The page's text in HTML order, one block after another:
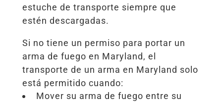
estuche de transporte siempre que
estén descargadas.
Si no tiene un permiso para portar un
arma de fuego en Maryland, el
transporte de un arma en Maryland solo
está permitido cuando:
Mover su arma de fuego entre su